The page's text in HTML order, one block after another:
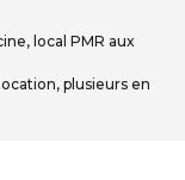
local PMR aux
plusieurs en